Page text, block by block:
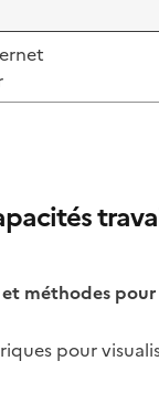
et méthodes
pour